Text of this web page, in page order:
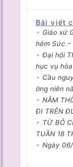
Bài viết
Giáo xứ
hêm Sức –
Đại hội
hục vụ
Cầu
ờng niên
NĂM
ĐI TRÊN
TỪ BỎ
TUẦN 18
Ngày